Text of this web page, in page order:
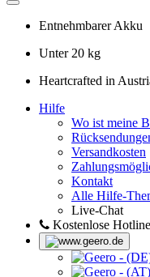
Entnehmbarer Akku
Unter 20 kg
Heartcrafted in
Hilfe
Wo ist meine
Versandkosten
Kontakt
Alle Hilfe-
Live-Chat
Kostenlose